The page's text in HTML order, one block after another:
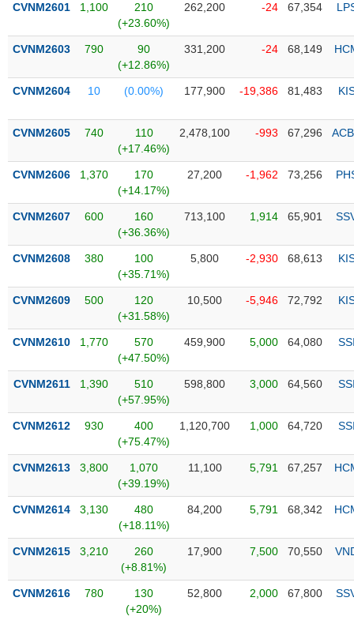
thái
phiếu
mô
thị
Niêm
Niêm
mới
yết
sung
niêm
yết
Theo
dõi
biệt
được
quỹ
mục
ETF
CVNM2601 1,100
210
(+23.60%)
262,200 -24 67,354
CVNM2603 790
90
(+12.86%)
331,200 -24 68,149
CVNM2604 10 (0.00%) 177,900 -19,386 81,483
CVNM2605 740
110
(+17.46%)
2,478,100 -993 67,296
CVNM2606 1,370
170
(+14.17%)
27,200 -1,962 73,256
CVNM2607 600
160
(+36.36%)
713,100 1,914 65,901
CVNM2608 380
100
(+35.71%)
5,800 -2,930 68,613
CVNM2609 500
120
(+31.58%)
10,500 -5,946 72,792
CVNM2610 1,770
570
(+47.50%)
459,900 5,000 64,080
CVNM2611 1,390
510
(+57.95%)
598,800 3,000 64,560
CVNM2612 930
400
(+75.47%)
1,120,700 1,000 64,720
CVNM2613 3,800
1,070
(+39.19%)
11,100 5,791 67,257
CVNM2614 3,130
480
(+18.11%)
84,200 5,791 68,342
CVNM2615 3,210
260
(+8.81%)
17,900 7,500 70,550
CVNM2616 780
130
(+20%)
52,800 2,000 67,800
NGÀNH
DOANH
NGHIỆP
PHIẾU
PHÁI
TRÁI
CÔNG
ĐẦU
TƯ
DỮ